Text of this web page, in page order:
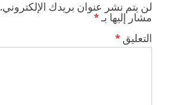
لن يتم نشر عنوان بريدك الإلكتروني.
مشار إليها بـ *
التعليق *